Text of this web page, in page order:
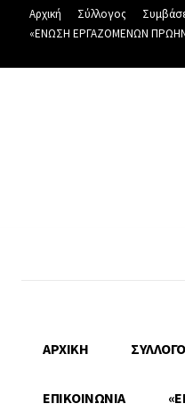
Αρχική Σύλλογος
«ΕΝΩΣΗ ΕΡΓΑΖΟΜΕΝΩΝ ΠΡΩΗΝ
ΑΡΧΙΚΉ
ΕΠΙΚΟΙΝΩΝΊΑ